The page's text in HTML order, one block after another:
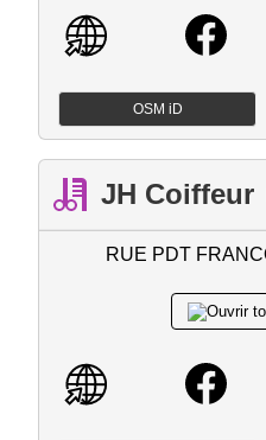
OSM iD
JH Coiffeur
RUE PDT